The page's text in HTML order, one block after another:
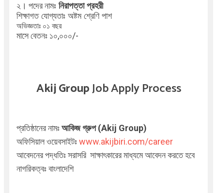
২। পদের নামঃ নিরাপত্তা প্রহরী
শিক্ষাগত যোগ্যতাঃ অষ্টম শ্রেণি পাশ
অভিজ্ঞতাঃ ০১ বছর
মাসে বেতনঃ ১০,০০০/-
Akij GroupJob Apply Process
প্রতিষ্ঠানের নামঃ আকিজ গ্রুপ (Akij Group)
অফিসিয়াল ওয়েবসাইটঃ www.akijbiri.com/career
আবেদনের পদ্ধতিঃ সরাসরি সাক্ষাৎকারের মাধ্যমে আবেদন করতে হবে
নাগরিকত্বঃ বাংলাদেশি